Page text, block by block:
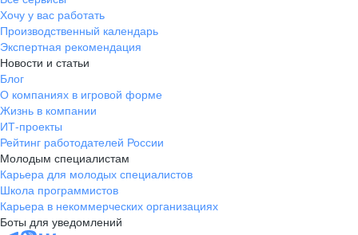
Хочу у вас работать
Производственный календарь
Экспертная рекомендация
Новости и статьи
Блог
О компаниях в игровой форме
Жизнь в компании
ИТ-проекты
Рейтинг работодателей России
Молодым специалистам
Карьера для молодых специалистов
Школа программистов
Карьера в некоммерческих организациях
Боты для уведомлений